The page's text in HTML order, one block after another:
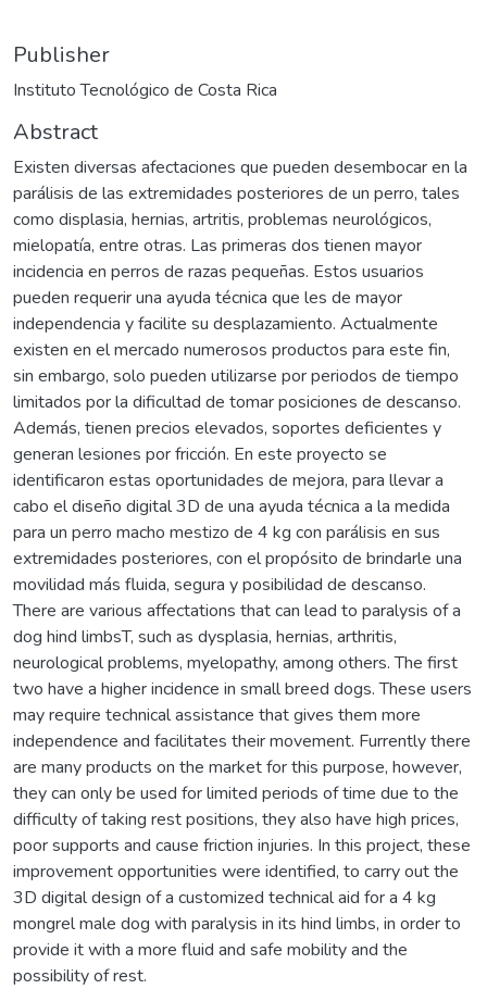
Publisher
Instituto Tecnológico de Costa Rica
Abstract
Existen diversas afectaciones que pueden desembocar en la
parálisis de las extremidades posteriores de un perro, tales
como displasia, hernias, artritis, problemas neurológicos,
mielopatía, entre otras. Las primeras dos tienen mayor
incidencia en perros de razas pequeñas. Estos usuarios
pueden requerir una ayuda técnica que les de mayor
independencia y facilite su desplazamiento. Actualmente
existen en el mercado numerosos productos para este fin,
sin embargo, solo pueden utilizarse por periodos de tiempo
limitados por la dificultad de tomar posiciones de descanso.
Además, tienen precios elevados, soportes deficientes y
generan lesiones por fricción. En este proyecto se
identificaron estas oportunidades de mejora, para llevar a
cabo el diseño digital 3D de una ayuda técnica a la medida
para un perro macho mestizo de 4 kg con parálisis en sus
extremidades posteriores, con el propósito de brindarle una
movilidad más fluida, segura y posibilidad de descanso.
There are various affectations that can lead to paralysis of a
dog hind limbsT, such as dysplasia, hernias, arthritis,
neurological problems, myelopathy, among others. The first
two have a higher incidence in small breed dogs. These users
may require technical assistance that gives them more
independence and facilitates their movement. Furrently there
are many products on the market for this purpose, however,
they can only be used for limited periods of time due to the
difficulty of taking rest positions, they also have high prices,
poor supports and cause friction injuries. In this project, these
improvement opportunities were identified, to carry out the
3D digital design of a customized technical aid for a 4 kg
mongrel male dog with paralysis in its hind limbs, in order to
provide it with a more fluid and safe mobility and the
possibility of rest.